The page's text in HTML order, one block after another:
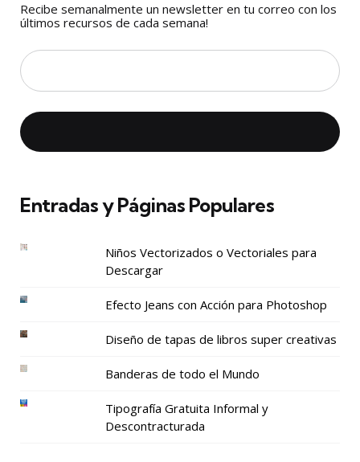
Recibe semanalmente un newsletter en tu correo con los
últimos recursos de cada semana!
Entradas y Páginas Populares
Niños Vectorizados o Vectoriales para
Descargar
Efecto Jeans con Acción para Photoshop
Diseño de tapas de libros super creativas
Banderas de todo el Mundo
Tipografía Gratuita Informal y
Descontracturada